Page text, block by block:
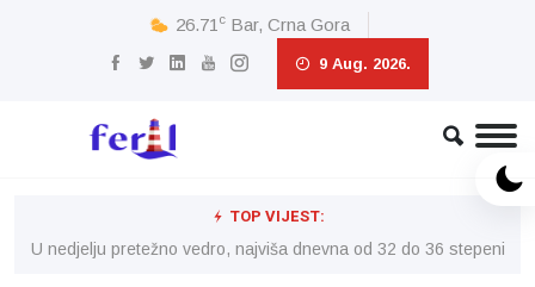
26.71 c Bar, Crna Gora
9 Aug. 2026.
TOP VIJEST:
U nedjelju pretežno vedro, najviša dnevna od 32 do 36 stepeni